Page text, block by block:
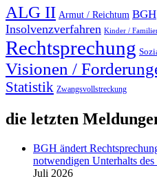
ALG II Armut / Reichtum BGH
Insolvenzverfahren Kinder /
Rechtsprechung
Visionen /
Statistik Zwangsvollstreckung
die letzten
BGH ändert
notwendigen Unterhalts
Juli 2026